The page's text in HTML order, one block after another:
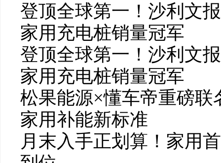
登顶全球第一！沙利文
家用充电桩销量冠军
登顶全球第一！沙利文
家用充电桩销量冠军
松果能源×懂车帝重磅
家用补能新标准
月末入手正划算！家用